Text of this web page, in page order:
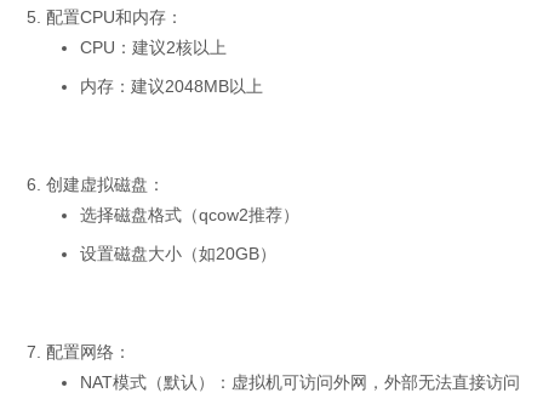
配置CPU和内存：
CPU：建议2核以上
内存：建议2048MB以上
创建虚拟磁盘：
选择磁盘格式（qcow2推荐）
设置磁盘大小（如20GB）
配置网络：
NAT模式（默认）：虚拟机可访问外网，外部无法直接访问